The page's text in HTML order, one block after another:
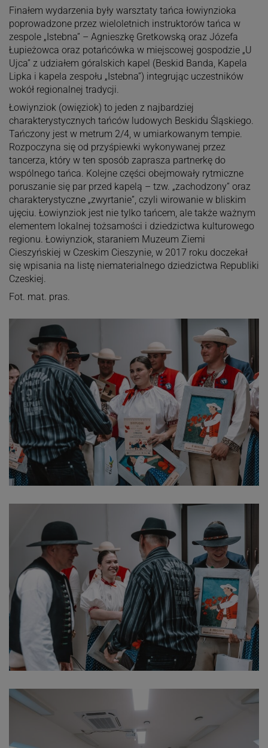
Finałem wydarzenia były warsztaty tańca łowiynzioka
poprowadzone przez wieloletnich instruktorów tańca w
zespole „Istebna” – Agnieszkę Gretkowską oraz Józefa
Łupieżowca oraz potańcówka w miejscowej gospodzie „U
Ujca” z udziałem góralskich kapel (Beskid Banda, Kapela
Lipka i kapela zespołu „Istebna”) integrując uczestników
wokół regionalnej tradycji.
Łowiynziok (owięziok) to jeden z najbardziej
charakterystycznych tańców ludowych Beskidu Śląskiego.
Tańczony jest w metrum 2/4, w umiarkowanym tempie.
Rozpoczyna się od przyśpiewki wykonywanej przez
tancerza, który w ten sposób zaprasza partnerkę do
wspólnego tańca. Kolejne części obejmowały rytmiczne
poruszanie się par przed kapelą – tzw. „zachodzony” oraz
charakterystyczne „zwyrtanie”, czyli wirowanie w bliskim
ujęciu. Łowiynziok jest nie tylko tańcem, ale także ważnym
elementem lokalnej tożsamości i dziedzictwa kulturowego
regionu. Łowiynziok, staraniem Muzeum Ziemi
Cieszyńskiej w Czeskim Cieszynie, w 2017 roku doczekał
się wpisania na listę niematerialnego dziedzictwa Republiki
Czeskiej.
Fot. mat. pras.